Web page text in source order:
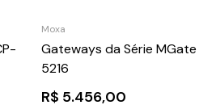
Moxa
Gateways da Série MGate
5216
R$ 5.456,00